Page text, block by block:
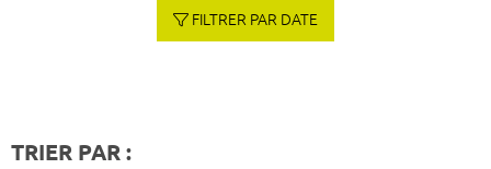
FILTRER PAR DATE
TRIER PAR :